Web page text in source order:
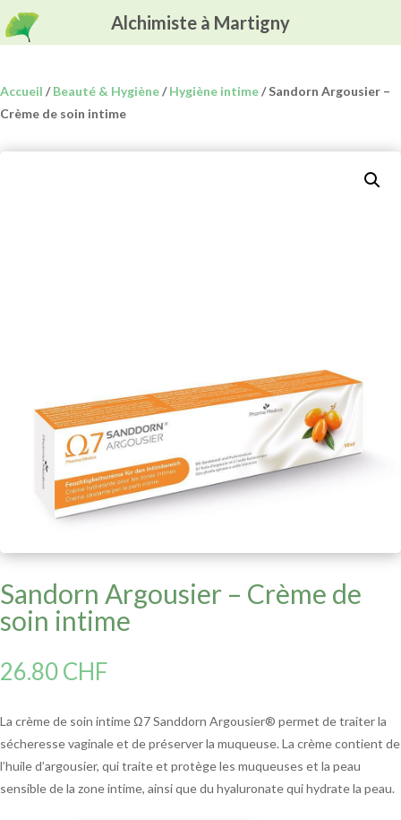
Accueil /Beauté & Hygiène/Hygiène intime/ Sandorn Argousier –
Crème de soin intime
Sandorn Argousier – Crème de
soin intime
26.80CHF
La crème de soin intime Ω7 Sanddorn Argousier® permet de traiter la
sécheresse vaginale et de préserver la muqueuse. La crème contient de
l’huile d’argousier, qui traite et protège les muqueuses et la peau
sensible de la zone intime, ainsi que du hyaluronate qui hydrate la peau.
Alchimiste à Martigny